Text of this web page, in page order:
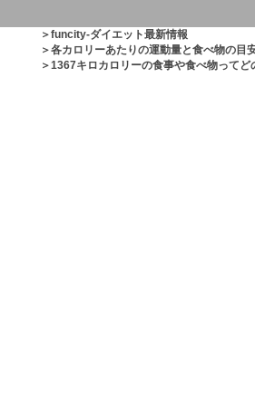
＞funcity-ダイエット最新情報
＞各カロリーあたりの運動量と食べ物の目
＞1367キロカロリーの食事や食べ物ってど